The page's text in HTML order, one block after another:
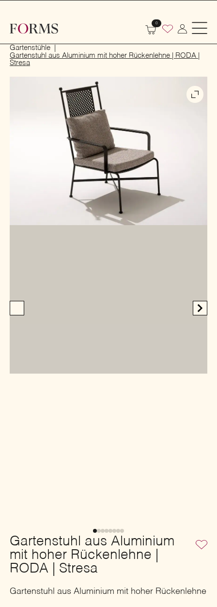
0
Gartenstühle
Gartenstuhl aus Aluminium mit hoher Rückenlehne | RODA |
Stresa
Gartenstuhl aus Aluminium
mit hoher Rückenlehne |
RODA | Stresa
Gartenstuhl aus Aluminium mit hoher Rückenlehne